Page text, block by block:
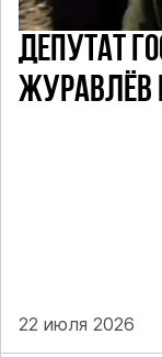
ДЕПУТАТ
ЖУРАВЛЁВ
22 июля 2026